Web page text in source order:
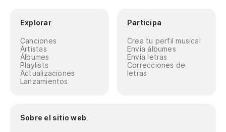
Explorar
Canciones
Artistas
Álbumes
Playlists
Actualizaciones
Lanzamientos
Participa
Crea tu perfil musical
Envía álbumes
Envía letras
Correcciones de
letras
Sobre el sitio web